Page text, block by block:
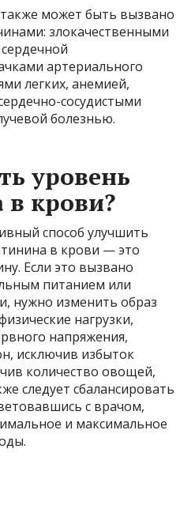
может быть вызвано
злокачественными
артериального
легких, анемией,
сосудистыми
болезнью.
уровень
в крови?
способ улучшить
в крови — это
Если это вызвано
питанием или
нужно изменить образ
нагрузки,
напряжения,
исключив избыток
количество овощей,
следует сбалансировать
с врачом,
и максимальное